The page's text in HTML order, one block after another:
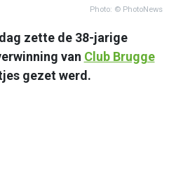
Photo: © PhotoNews
zette de 38-jarige
van Club Brugge
gezet werd.